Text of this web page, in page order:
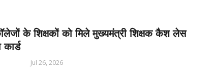
के शिक्षकों को मिले मुख्यमंत्री शिक्षक कैश लेस
कार्ड
Jul 26, 2026